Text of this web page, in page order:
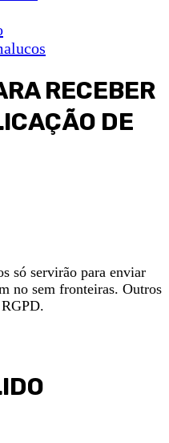
RECEBER
DE
só servirão para enviar
no sem fronteiras. Outros